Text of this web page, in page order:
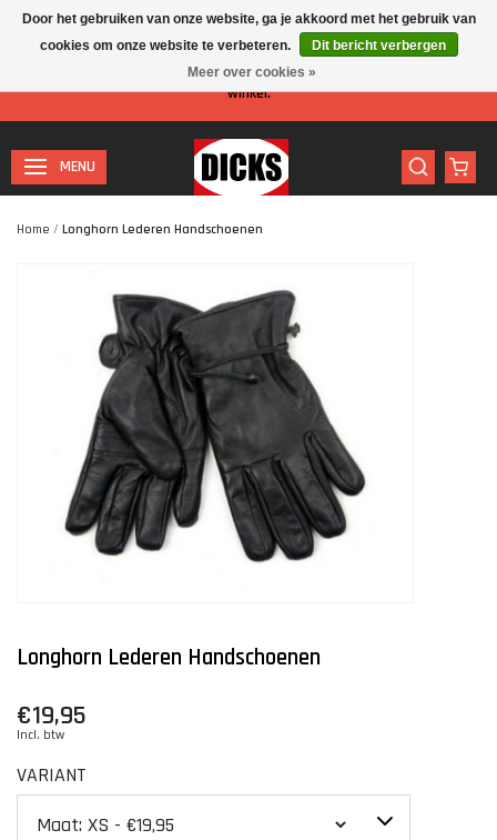
Let op: I.v.m. de zomervakantie is er minder personeel aanwezig in de
winkel.
MENU
Home / Longhorn Lederen Handschoenen
Longhorn Lederen Handschoenen
€19,95
Incl. btw
VARIANT
Door het gebruiken van onze website, ga je akkoord met het gebruik van
cookies om onze website te verbeteren.
Dit bericht verbergen
Meer over cookies »